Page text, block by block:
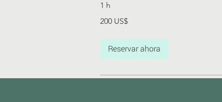
1 h
dólares
200 US$
Reservar ahora